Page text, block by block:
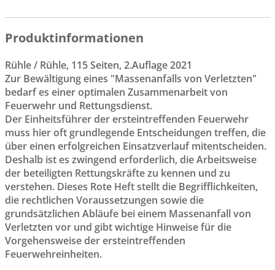
Produktinformationen
Rühle / Rühle, 115 Seiten, 2.Auflage 2021
Zur Bewältigung eines "Massenanfalls von Verletzten"
bedarf es einer optimalen Zusammenarbeit von
Feuerwehr und Rettungsdienst.
Der Einheitsführer der ersteintreffenden Feuerwehr
muss hier oft grundlegende Entscheidungen treffen, die
über einen erfolgreichen Einsatzverlauf mitentscheiden.
Deshalb ist es zwingend erforderlich, die Arbeitsweise
der beteiligten Rettungskräfte zu kennen und zu
verstehen. Dieses Rote Heft stellt die Begrifflichkeiten,
die rechtlichen Voraussetzungen sowie die
grundsätzlichen Abläufe bei einem Massenanfall von
Verletzten vor und gibt wichtige Hinweise für die
Vorgehensweise der ersteintreffenden
Feuerwehreinheiten.